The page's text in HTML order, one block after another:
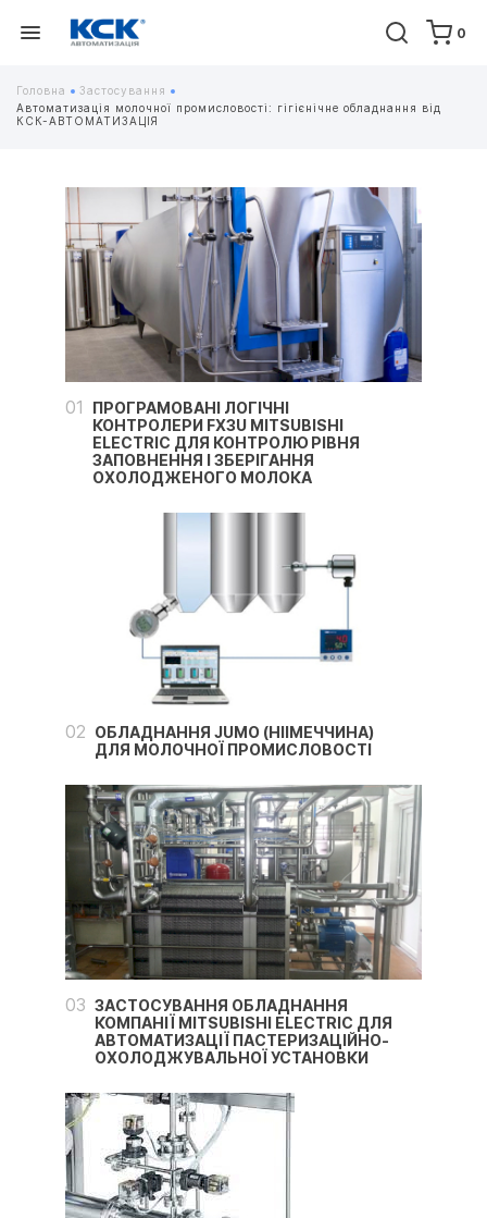
0
Головна
Застосування
Автоматизація молочної промисловості: гігієнічне обладнання від
КСК-АВТОМАТИЗАЦІЯ
01
ПРОГРАМОВАНІ ЛОГІЧНІ
КОНТРОЛЕРИ FX3U MITSUBISHI
ELECTRIC ДЛЯ КОНТРОЛЮ РІВНЯ
ЗАПОВНЕННЯ І ЗБЕРІГАННЯ
ОХОЛОДЖЕНОГО МОЛОКА
02 ОБЛАДНАННЯ JUMO (НІІМЕЧЧИНА)
ДЛЯ МОЛОЧНОЇ ПРОМИСЛОВОСТІ
03 ЗАСТОСУВАННЯ ОБЛАДНАННЯ
КОМПАНІЇ MITSUBISHI ELECTRIC ДЛЯ
АВТОМАТИЗАЦІЇ ПАСТЕРИЗАЦІЙНО-
ОХОЛОДЖУВАЛЬНОЇ УСТАНОВКИ